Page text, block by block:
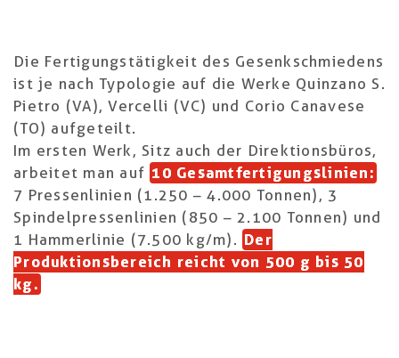
Die Fertigungstätigkeit des Gesenkschmiedens
ist je nach Typologie auf die Werke Quinzano S.
Pietro (VA), Vercelli (VC) und Corio Canavese
(TO) aufgeteilt.
Im ersten Werk, Sitz auch der Direktionsbüros,
arbeitet man auf 10 Gesamtfertigungslinien:
7 Pressenlinien (1.250 – 4.000 Tonnen), 3
Spindelpressenlinien (850 – 2.100 Tonnen) und
1 Hammerlinie (7.500 kg/m). Der
Produktionsbereich reicht von 500 g bis 50
kg.